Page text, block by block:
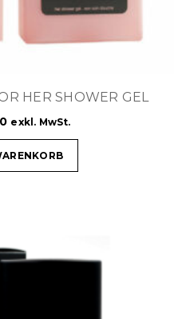
HER SHOWER GEL
exkl. MwSt.